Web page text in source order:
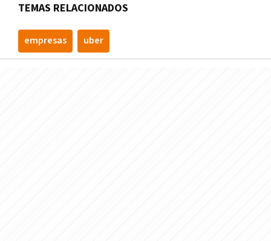
TEMAS RELACIONADOS
empresas uber